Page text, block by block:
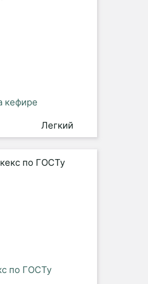
кефире
Легкий
по ГОСТу